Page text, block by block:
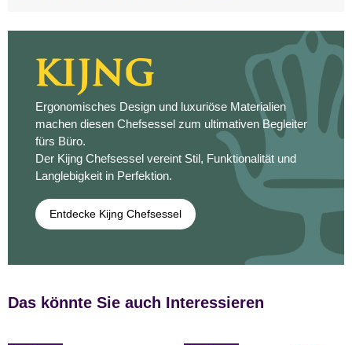
Ergonomisches Design und luxuriöse Materialien
machen diesen Chefsessel zum ultimativen Begleiter
fürs Büro.
Der Kijng Chefsessel vereint Stil, Funktionalität und
Langlebigkeit in Perfektion.
Entdecke Kijng Chefsessel
Das könnte Sie auch Interessieren